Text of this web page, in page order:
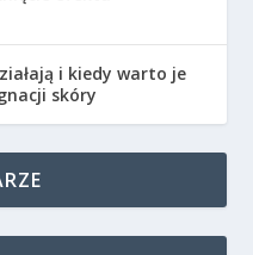
i kiedy warto je
skóry